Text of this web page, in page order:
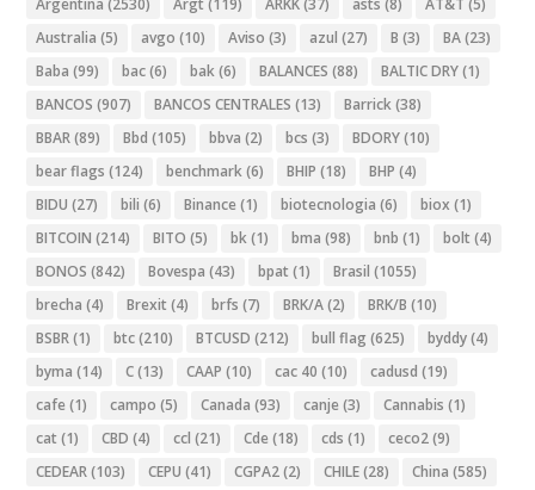
Australia (5) avgo (10) Aviso (3) azul (27) B (3) BA(23)
Baba (99) bac(6) bak(6) BALANCES (88) BALTIC DRY(1)
BANCOS (907) BANCOS CENTRALES (13) Barrick(38)
BBAR(89) Bbd (105) bbva (2) bcs (3) BDORY(10)
bear flags (124) benchmark(6) BHIP (18) BHP (4)
BIDU (27) bili (6) Binance (1) biotecnologia (6) biox (1)
BITCOIN (214) BITO (5) bk(1) bma (98) bnb (1) bolt (4)
BONOS (842) Bovespa (43) bpat (1) Brasil (1055)
brecha (4) Brexit (4) brfs (7) BRK/A(2) BRK/B (10)
BSBR(1) btc(210) BTCUSD (212) bull flag (625) byddy(4)
byma (14) C(13) CAAP (10) cac 40 (10) cadusd (19)
cafe (1) campo (5) Canada (93) canje (3) Cannabis (1)
cat (1) CBD (4) ccl (21) Cde (18) cds (1) ceco2(9)
CEDEAR(103) CEPU (41) CGPA2(2) CHILE(28) China (585)